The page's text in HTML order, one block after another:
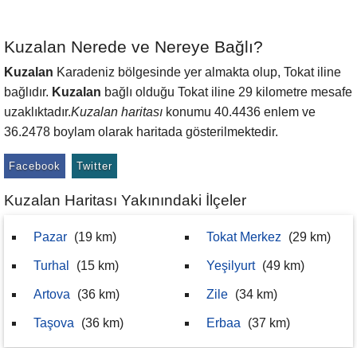
Kuzalan Nerede ve Nereye Bağlı?
Kuzalan Karadeniz bölgesinde yer almakta olup, Tokat iline
bağlıdır. Kuzalan bağlı olduğu Tokat iline 29 kilometre mesafe
uzaklıktadır.Kuzalan haritası konumu 40.4436 enlem ve
36.2478 boylam olarak haritada gösterilmektedir.
Facebook Twitter
Kuzalan Haritası Yakınındaki İlçeler
Pazar (19 km)
Turhal (15 km)
Artova (36 km)
Taşova (36 km)
Tokat Merkez (29 km)
Yeşilyurt (49 km)
Zile (34 km)
Erbaa (37 km)